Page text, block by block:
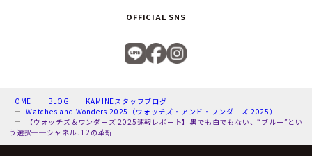
OFFICIAL SNS
HOME BLOG
KAMINEスタッフブログ
Watches and Wonders 2025（ウォッチズ・アンド・ワンダーズ 2025）
【ウォッチズ＆ワンダーズ 2025速報レポート】黒でも白でもない、“ブルー”とい
う選択──シャネルJ12の革新